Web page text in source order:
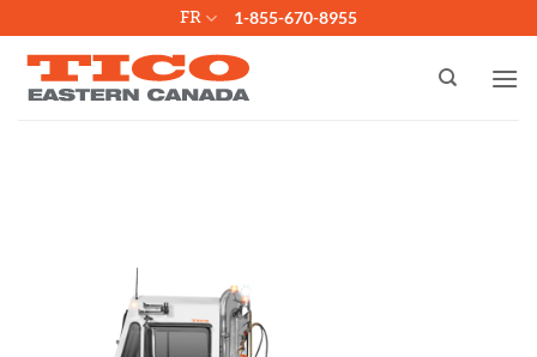
au
contenu
FR 1-855-670-8955